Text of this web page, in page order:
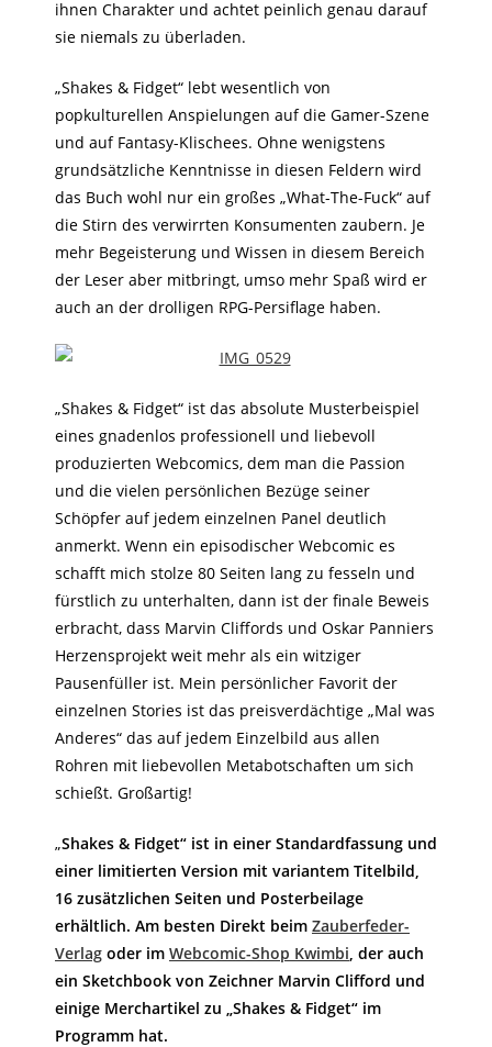
ihnen Charakter und achtet peinlich genau darauf
sie niemals zu überladen.
„Shakes & Fidget“ lebt wesentlich von
popkulturellen Anspielungen auf die Gamer-Szene
und auf Fantasy-Klischees. Ohne wenigstens
grundsätzliche Kenntnisse in diesen Feldern wird
das Buch wohl nur ein großes „What-The-Fuck“ auf
die Stirn des verwirrten Konsumenten zaubern. Je
mehr Begeisterung und Wissen in diesem Bereich
der Leser aber mitbringt, umso mehr Spaß wird er
auch an der drolligen RPG-Persiflage haben.
„Shakes & Fidget“ ist das absolute Musterbeispiel
eines gnadenlos professionell und liebevoll
produzierten Webcomics, dem man die Passion
und die vielen persönlichen Bezüge seiner
Schöpfer auf jedem einzelnen Panel deutlich
anmerkt. Wenn ein episodischer Webcomic es
schafft mich stolze 80 Seiten lang zu fesseln und
fürstlich zu unterhalten, dann ist der finale Beweis
erbracht, dass Marvin Cliffords und Oskar Panniers
Herzensprojekt weit mehr als ein witziger
Pausenfüller ist. Mein persönlicher Favorit der
einzelnen Stories ist das preisverdächtige „Mal was
Anderes“ das auf jedem Einzelbild aus allen
Rohren mit liebevollen Metabotschaften um sich
schießt. Großartig!
„Shakes & Fidget“ ist in einer Standardfassung und
einer limitierten Version mit variantem Titelbild,
16 zusätzlichen Seiten und Posterbeilage
erhältlich. Am besten Direkt beim Zauberfeder-
Verlag oder im Webcomic-Shop Kwimbi, der auch
ein Sketchbook von Zeichner Marvin Clifford und
einige Merchartikel zu „Shakes & Fidget“ im
Programm hat.